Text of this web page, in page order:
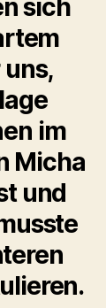
sich
im
Micha
und